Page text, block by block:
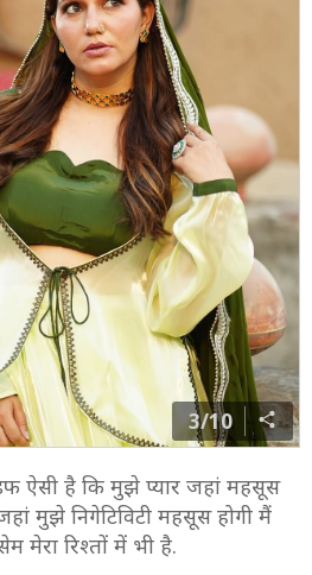
3/10
ऐसी है कि मुझे प्यार जहां महसूस
मुझे निगेटिविटी महसूस होगी मैं
मेरा रिश्तों में भी है.